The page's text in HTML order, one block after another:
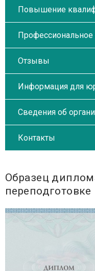
Повышение
Профессиональное
Отзывы
Информация для
Сведения об
Контакты
Образец
переподготовке